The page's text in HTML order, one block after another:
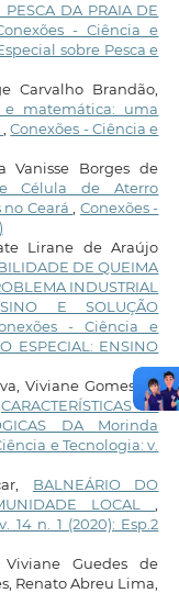
DA PRAIA DE
- Ciência e
sobre Pesca e
Carvalho Brandão,
e matemática: uma
,Conexões - Ciência e
Vanisse Borges de
Célula de Aterro
Ceará
Conexões -
Lirane de Araújo
DE QUEIMA
INDUSTRIAL
E SOLUÇÃO
- Ciência e
ESPECIAL: ENSINO
Viviane Gomes da
CARACTERÍSTICAS E
DA Morinda
e Tecnologia: v.
BALNEÁRIO DO
LOCAL
14 n. 1 (2020): Esp.2
Guedes de
Renato Abreu Lima,